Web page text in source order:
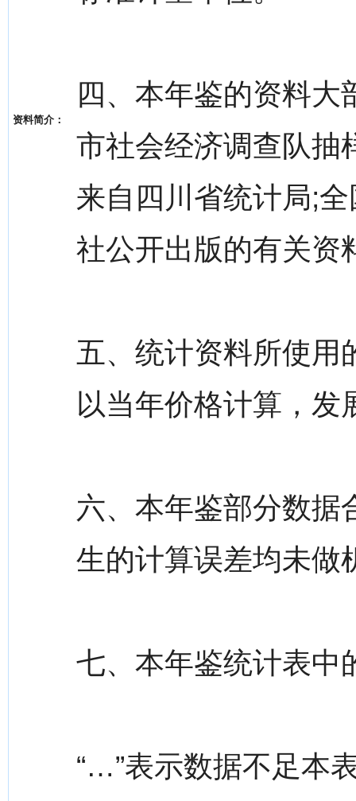
资料简介：
四、本年鉴的资料
市社会经济调查队抽
来自四川省统计局;
社公开出版的有关资
五、统计资料所使用
以当年价格计算，发
六、本年鉴部分数据
生的计算误差均未做
七、本年鉴统计表中
“…”表示数据不足本